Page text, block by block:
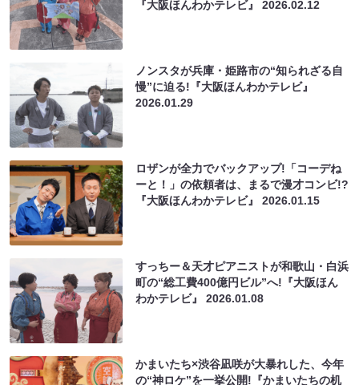
『大阪ほんわかテレビ』2026.02.12
ノンスタが兵庫・姫路市の“知られざる自
慢”に迫る!『大阪ほんわかテレビ』
2026.01.29
ロザンが全力でバックアップ!「コーデね
ーと！」の依頼者は、まるで漫才コンビ!?
『大阪ほんわかテレビ』2026.01.15
すっちー＆天才ピアニストが和歌山・白浜
町の“総工費400億円ビル”へ!『大阪ほん
わかテレビ』2026.01.08
かまいたち×渋谷凪咲が大暴れした、今年
の“神ロケ”を一挙公開!『かまいたちの机